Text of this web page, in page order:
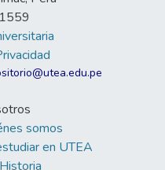
somos
en UTEA
Historia